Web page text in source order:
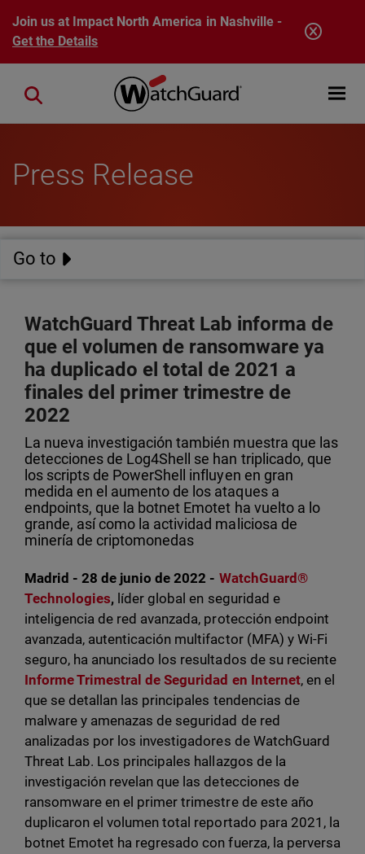
Skip to main content
Join us at Impact North America in Nashville -
Get the Details
Open
Close search
Press Release
Go to
WatchGuard Threat Lab informa de
que el volumen de ransomware ya
ha duplicado el total de 2021 a
finales del primer trimestre de
2022
La nueva investigación también muestra que las
detecciones de Log4Shell se han triplicado, que
los scripts de PowerShell influyen en gran
medida en el aumento de los ataques a
endpoints, que la botnet Emotet ha vuelto a lo
grande, así como la actividad maliciosa de
minería de criptomonedas
Madrid - 28 de junio de 2022 - WatchGuard®
Technologies, líder global en seguridad e
inteligencia de red avanzada, protección endpoint
avanzada, autenticación multifactor (MFA) y Wi-Fi
seguro, ha anunciado los resultados de su reciente
Informe Trimestral de Seguridad en Internet, en el
que se detallan las principales tendencias de
malware y amenazas de seguridad de red
analizadas por los investigadores de WatchGuard
Threat Lab. Los principales hallazgos de la
investigación revelan que las detecciones de
ransomware en el primer trimestre de este año
duplicaron el volumen total reportado para 2021, la
botnet Emotet ha regresado con fuerza, la perversa